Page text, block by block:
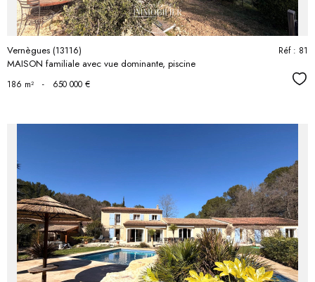
Vernègues (13116)
MAISON familiale avec vue dominante, piscine
Réf : 81
186 m² - 650 000 €
voir le
bien